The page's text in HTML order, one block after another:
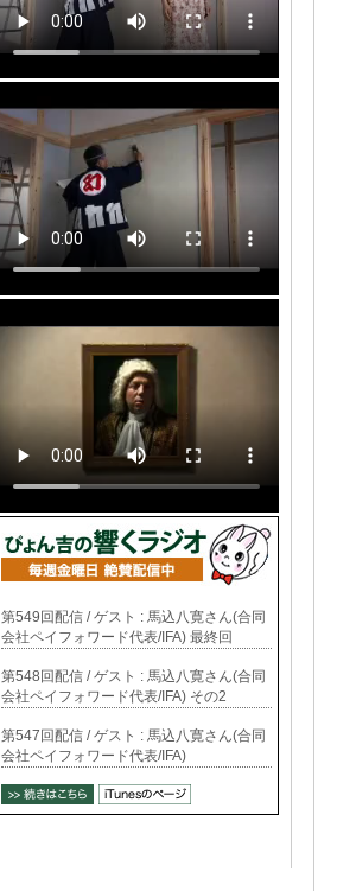
第549回配信 / ゲスト : 馬込八寛さん(合同
会社ペイフォワード代表/IFA) 最終回
第548回配信 / ゲスト : 馬込八寛さん(合同
会社ペイフォワード代表/IFA) その2
第547回配信 / ゲスト : 馬込八寛さん(合同
会社ペイフォワード代表/IFA)